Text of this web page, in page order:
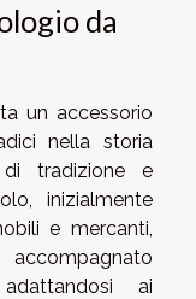
da
un accessorio
nella storia
di tradizione e
inizialmente
e mercanti,
ai